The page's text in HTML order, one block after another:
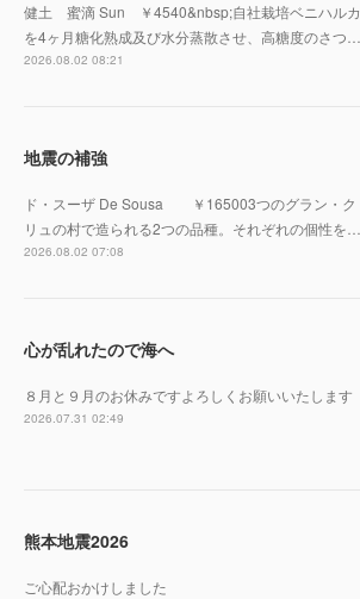
健土 蜜滴 Sun ￥4540&nbsp;自社栽培ベニハルカ
を4ヶ月糖化熟成及び水分蒸散させ、高糖度のさつ…
2026.08.02 08:21
地震の補強
ド・スーザ De Sousa ￥165003つのグラン・ク
リュの村で造られる2つの品種。それぞれの個性を…
2026.08.02 07:08
心が乱れたので海へ
８月と９月のお休みですよろしくお願いいたします
2026.07.31 02:49
熊本地震2026
ご心配おかけしました